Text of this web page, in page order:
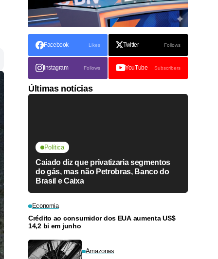
Facebook Likes Twitter Follows
Instagram Follows YouTube Subscribers
Últimas notícias
Política
Caiado diz que privatizaria segmentos
do gás, mas não Petrobras, Banco do
Brasil e Caixa
Economia
Crédito ao consumidor dos EUA aumenta US$
14,2 bi em junho
Amazonas